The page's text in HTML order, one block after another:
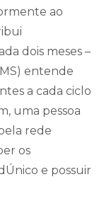
ao
dois meses –
entende
a cada ciclo
uma pessoa
rede
os
e possuir